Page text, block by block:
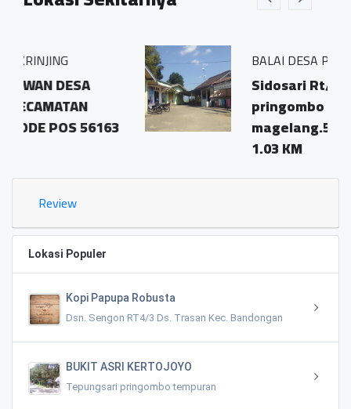
BALAI DESA PRINGOMBO
Sidosari Rt/Rw 01/01
pringombo tempuran
magelang.56161
Review
Lokasi Populer
Kopi Papupa Robusta
Dsn. Sengon RT4/3 Ds. Trasan Kec. Bandongan
BUKIT ASRI KERTOJOYO
Tepungsari pringombo tempuran